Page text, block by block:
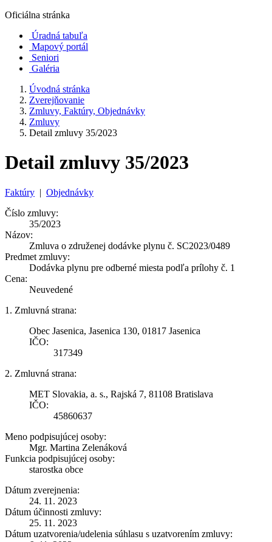
Oficiálna stránka
Úradná tabuľa
Mapový portál
Seniori
Galéria
Úvodná stránka
Zverejňovanie
Zmluvy, Faktúry, Objednávky
Zmluvy
Detail zmluvy 35/2023
Detail zmluvy 35/2023
Faktúry | Objednávky
Číslo zmluvy:
35/2023
Názov:
Zmluva o združenej dodávke plynu č. SC2023/0489
Predmet zmluvy:
Dodávka plynu pre odberné miesta podľa prílohy č. 1
Cena:
Neuvedené
1. Zmluvná strana:
Obec Jasenica, Jasenica 130, 01817 Jasenica
IČO:
317349
2. Zmluvná strana:
MET Slovakia, a. s., Rajská 7, 81108 Bratislava
IČO:
45860637
Meno podpisujúcej osoby:
Mgr. Martina Zelenáková
Funkcia podpisujúcej osoby:
starostka obce
Dátum zverejnenia:
24. 11. 2023
Dátum účinnosti zmluvy:
25. 11. 2023
Dátum uzatvorenia/udelenia súhlasu s uzatvorením zmluvy: